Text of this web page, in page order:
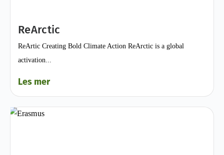
ReArctic
ReArtic Creating Bold Climate Action ReArctic is a global
activation...
Les mer